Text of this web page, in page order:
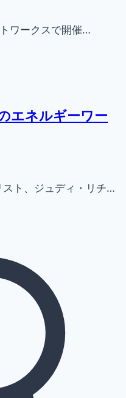
ワークスで開催…
エネルギーワー
ト、ジュディ・リチ…